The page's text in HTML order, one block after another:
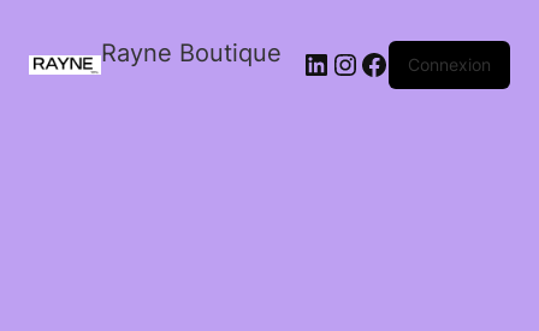
Rayne Boutique Connexion